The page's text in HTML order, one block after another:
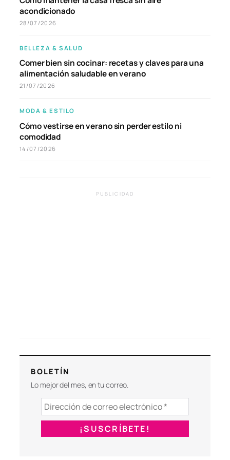
acondicionado
28/07/2026
BELLEZA & SALUD
Comer bien sin cocinar: recetas y claves para una
alimentación saludable en verano
21/07/2026
MODA & ESTILO
Cómo vestirse en verano sin perder estilo ni
comodidad
14/07/2026
PUBLICIDAD
BOLETÍN
Lo mejor del mes, en tu correo.